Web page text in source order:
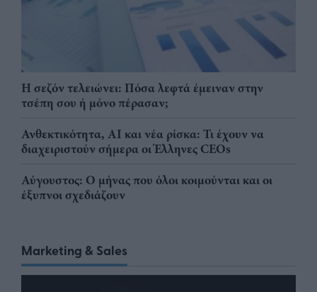
Η σεζόν τελειώνει: Πόσα λεφτά έμειναν στην
τσέπη σου ή μόνο πέρασαν;
Ανθεκτικότητα, AI και νέα ρίσκα: Τι έχουν να
διαχειριστούν σήμερα οι Έλληνες CEOs
Αύγουστος: Ο μήνας που όλοι κοιμούνται και οι
έξυπνοι σχεδιάζουν
Marketing & Sales